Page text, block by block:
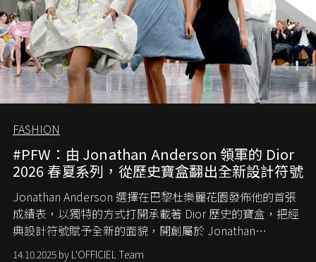
FASHION
#PFW：由 Jonathan Anderson 領軍的 Dior
2026 春夏系列，從歷史寶盒翻出全新設計符號
Jonathan Anderson 選擇在巴黎杜樂麗花園發佈他的首張
成績表，以獨特的方式打開承載著 Dior 歷史的寶盒，把經
典設計符號賦予全新的面貌，開創屬於 Jonathan
Anderson 的 Dior 時代。
14.10.2025 by L'OFFICIEL Team